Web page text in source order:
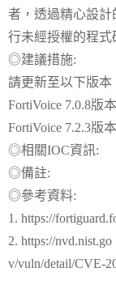
者，透過精心設計
行未經授權的程式
◎建議措施:
請更新至以下版本
FortiVoice 7.0.8版本
FortiVoice 7.2.3版本
◎相關IOC資訊:
◎備註:
◎參考資料:
1. https://
2. https://nvd.nist.go
v/vuln/detail/CVE-